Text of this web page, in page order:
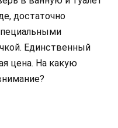
достаточно
Единственный
цена. На какую